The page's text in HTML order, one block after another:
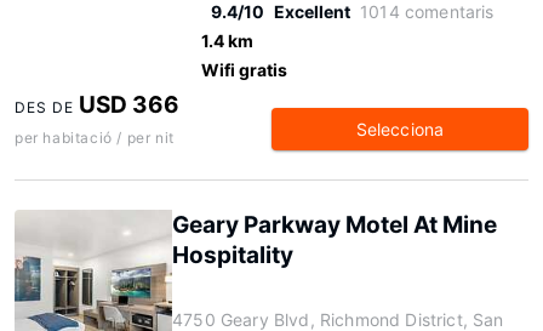
9.4/10 Excellent 1014 comentaris
1.4 km
Wifi gratis
DES DE USD 366
per habitació / per nit Selecciona
Geary Parkway Motel At Mine
Hospitality
4750 Geary Blvd, Richmond District, San